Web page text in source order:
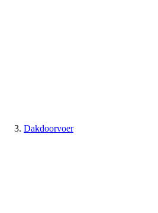
Dakdoorvoer